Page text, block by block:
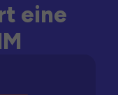
eine